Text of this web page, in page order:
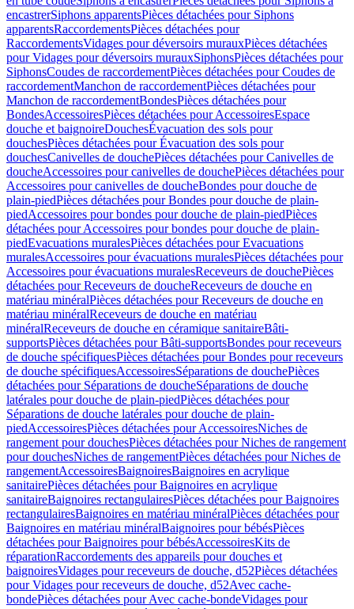
encastrerSiphons apparentsPièces détachées pour Siphons
apparentsRaccordementsPièces détachées pour
RaccordementsVidages pour déversoirs murauxPièces détachées
pour Vidages pour déversoirs murauxSiphonsPièces détachées pour
SiphonsCoudes de raccordementPièces détachées pour Coudes de
raccordementManchon de raccordementPièces détachées pour
Manchon de raccordementBondesPièces détachées pour
BondesAccessoiresPièces détachées pour AccessoiresEspace
douche et baignoireDouchesÉvacuation des sols pour
douchesPièces détachées pour Évacuation des sols pour
douchesCanivelles de douchePièces détachées pour Canivelles de
doucheAccessoires pour canivelles de douchePièces détachées pour
Accessoires pour canivelles de doucheBondes pour douche de
plain-piedPièces détachées pour Bondes pour douche de plain-
piedAccessoires pour bondes pour douche de plain-piedPièces
détachées pour Accessoires pour bondes pour douche de plain-
piedEvacuations muralesPièces détachées pour Evacuations
muralesAccessoires pour évacuations muralesPièces détachées pour
Accessoires pour évacuations muralesReceveurs de douchePièces
détachées pour Receveurs de doucheReceveurs de douche en
matériau minéralPièces détachées pour Receveurs de douche en
matériau minéralReceveurs de douche en matériau
minéralReceveurs de douche en céramique sanitaireBâti-
supportsPièces détachées pour Bâti-supportsBondes pour receveurs
de douche spécifiquesPièces détachées pour Bondes pour receveurs
de douche spécifiquesAccessoiresSéparations de douchePièces
détachées pour Séparations de doucheSéparations de douche
latérales pour douche de plain-piedPièces détachées pour
Séparations de douche latérales pour douche de plain-
piedAccessoiresPièces détachées pour AccessoiresNiches de
rangement pour douchesPièces détachées pour Niches de rangement
pour douchesNiches de rangementPièces détachées pour Niches de
rangementAccessoiresBaignoiresBaignoires en acrylique
sanitairePièces détachées pour Baignoires en acrylique
sanitaireBaignoires rectangulairesPièces détachées pour Baignoires
rectangulairesBaignoires en matériau minéralPièces détachées pour
Baignoires en matériau minéralBaignoires pour bébésPièces
détachées pour Baignoires pour bébésAccessoiresKits de
réparationRaccordements des appareils pour douches et
baignoiresVidages pour receveurs de douche, d52Pièces détachées
pour Vidages pour receveurs de douche, d52Avec cache-
bondePièces détachées pour Avec cache-bondeVidages pour